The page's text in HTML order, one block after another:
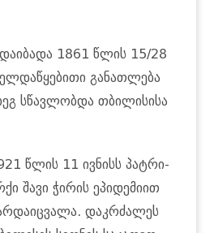
1861 წლის 15/28
გა­ნათ­ლე­ბა
სწავ­ლობ­და თბი­ლი­სი­სა
წლის 11 ივ­ნისს პატ­რი­
შავი ჭი­რის ეპი­დე­მი­ით
დაკ­რძა­ლეს